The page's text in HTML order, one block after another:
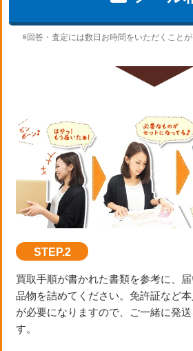
※回答・査定には数日お時間をいただくことが
STEP.2
買取手順が書かれた書類を参考に、
品物を詰めてください。免許証など
が必要になりますので、ご一緒に発
す。